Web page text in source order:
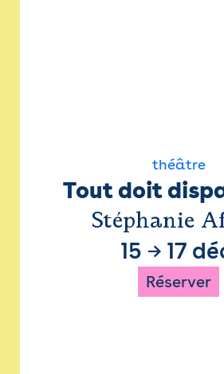
théâtre
Tout doit
Stéphanie
15 → 17
Réserver